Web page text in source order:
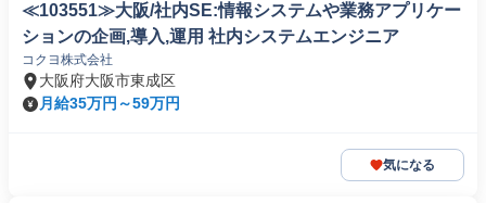
≪103551≫大阪/社内SE:情報システムや業務アプリケー
ションの企画,導入,運用 社内システムエンジニア
コクヨ株式会社
大阪府大阪市東成区
月給35万円～59万円
気になる